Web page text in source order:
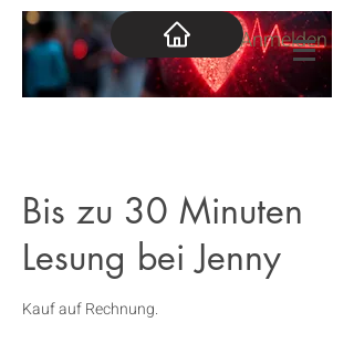
Anmelden
Bis zu 30 Minuten
Lesung bei Jenny
Kauf auf Rechnung.